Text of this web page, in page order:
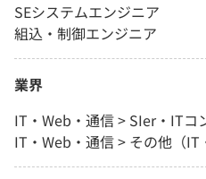
SEシステムエンジニア
組込・制御エンジニア
業界
IT・Web・通信 > SIer・ITコ
IT・Web・通信 > その他（IT